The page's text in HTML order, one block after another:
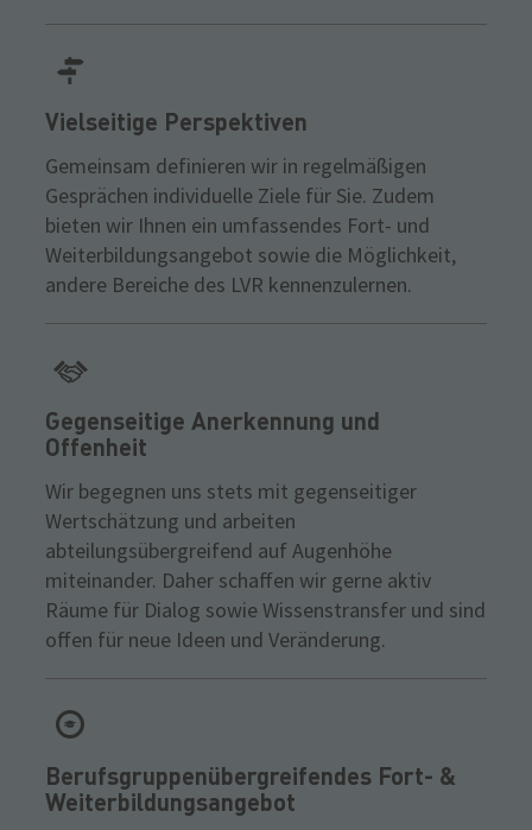
Vielseitige Perspektiven
Gemeinsam definieren wir in regelmäßigen
Gesprächen individuelle Ziele für Sie. Zudem
bieten wir Ihnen ein umfassendes Fort- und
Weiterbildungsangebot sowie die Möglichkeit,
andere Bereiche des LVR kennenzulernen.
Gegenseitige Anerkennung und
Offenheit
Wir begegnen uns stets mit gegenseitiger
Wertschätzung und arbeiten
abteilungsübergreifend auf Augenhöhe
miteinander. Daher schaffen wir gerne aktiv
Räume für Dialog sowie Wissenstransfer und sind
offen für neue Ideen und Veränderung.
Berufsgruppenübergreifendes Fort- &
Weiterbildungsangebot